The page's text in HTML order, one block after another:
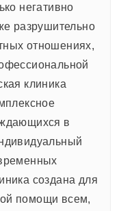
негативно
разрушительно
отношениях,
клиника
в
создана для
помощи всем,